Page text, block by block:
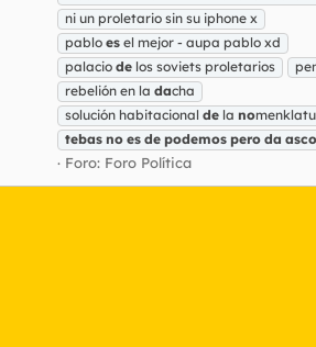
ni un proletario sin su iphone x
pablo es el mejor - aupa pablo xd
palacio de los soviets proletarios
rebelión en la dacha
solución habitacional de la no
tebas no es de podemos pero da asco
Foro: Foro Política